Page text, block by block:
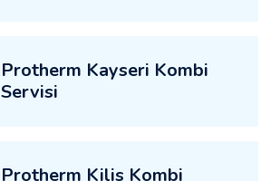
Protherm Kayseri Kombi
Servisi
Protherm Kilis Kombi